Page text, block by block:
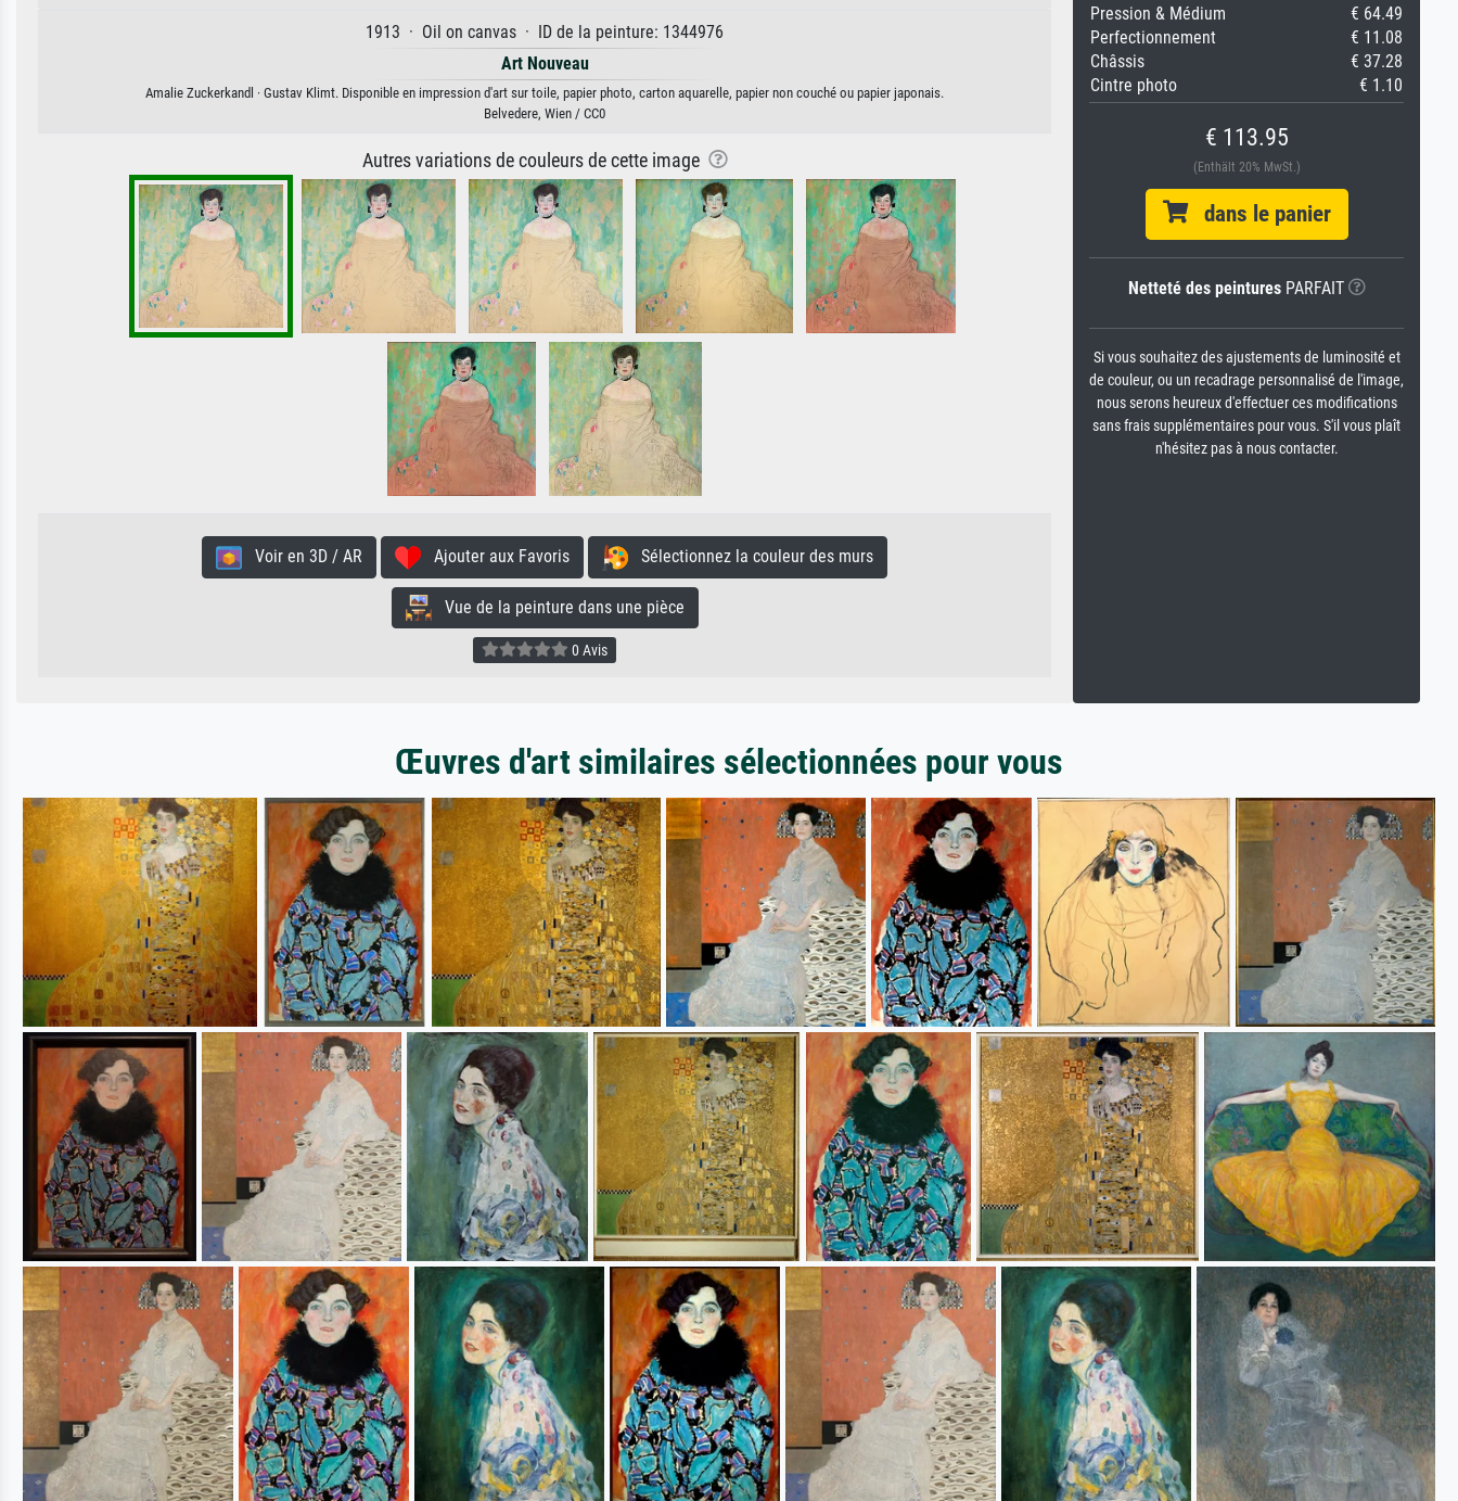
1913 · Oil on canvas · ID de la peinture: 1344976
Art Nouveau
Amalie Zuckerkandl · Gustav Klimt. Disponible en impression d'art sur toile, papier photo, carton aquarelle, papier non couché ou papier japonais.
Belvedere, Wien / CC0
Autres variations de couleurs de cette image
Voir en 3D / AR Ajouter aux Favoris Sélectionnez la couleur des murs
Vue de la peinture dans une pièce
0 Avis
Pression & Médium
€ 64.49
Perfectionnement
€ 11.08
Châssis
€ 37.28
Cintre photo
€ 1.10
€ 113.95
(Enthält 20% MwSt.)
dans le panier
Netteté des peinturesPARFAIT
Si vous souhaitez des ajustements de luminosité et
de couleur, ou un recadrage personnalisé de l'image,
nous serons heureux d'effectuer ces modifications
sans frais supplémentaires pour vous. S'il vous plaît
n'hésitez pas à nous contacter.
Œuvres d'art similaires sélectionnées pour vous